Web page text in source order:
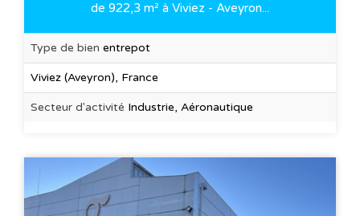
de 922,3 m² à Viviez - Aveyron...
Type de bien entrepot
Viviez (Aveyron), France
Secteur d'activité Industrie, Aéronautique